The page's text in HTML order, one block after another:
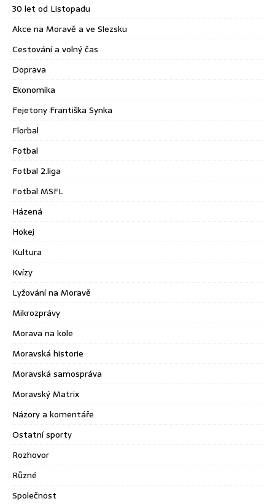
30 let od Listopadu
Akce na Moravě a ve Slezsku
Cestování a volný čas
Doprava
Ekonomika
Fejetony Františka Synka
Florbal
Fotbal
Fotbal 2.liga
Fotbal MSFL
Házená
Hokej
Kultura
Kvízy
Lyžování na Moravě
Mikrozprávy
Morava na kole
Moravská historie
Moravská samospráva
Moravský Matrix
Názory a komentáře
Ostatní sporty
Rozhovor
Různé
Společnost